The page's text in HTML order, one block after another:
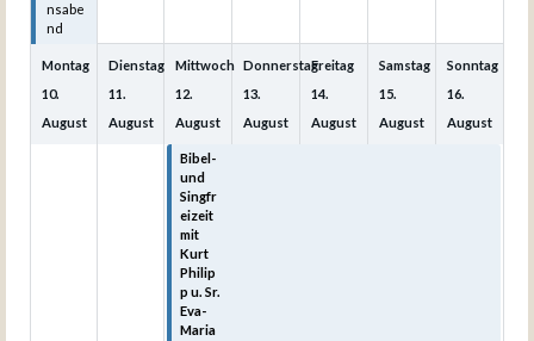
nsabe
nd
Montag
10.
August
Dienstag
11.
August
Mittwoch
12.
August
Bibel-
und
Singfr
eizeit
mit
Kurt
Philip
p u. Sr.
Eva-
Maria
Donnerstag
13.
August
Freitag
14.
August
Samstag
15.
August
Sonntag
16.
August